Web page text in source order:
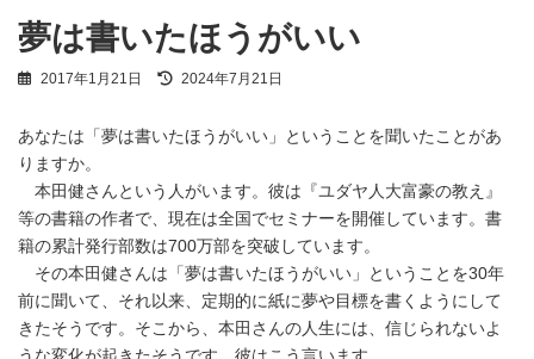
夢は書いたほうがいい
2017年1月21日
最
新
:
2024年7月21日
あなたは「夢は書いたほうがいい」ということを聞いたことがあ
りますか。
本田健さんという人がいます。彼は『ユダヤ人大富豪の教え』
等の書籍の作者で、現在は全国でセミナーを開催しています。書
籍の累計発行部数は700万部を突破しています。
その本田健さんは「夢は書いたほうがいい」ということを30年
前に聞いて、それ以来、定期的に紙に夢や目標を書くようにして
きたそうです。そこから、本田さんの人生には、信じられないよ